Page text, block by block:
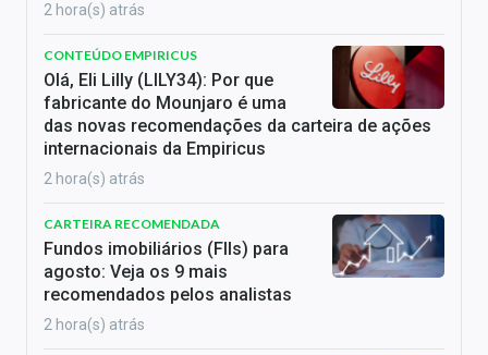
2 hora(s) atrás
CONTEÚDO EMPIRICUS
Olá, Eli Lilly (LILY34): Por que
fabricante do Mounjaro é uma
das novas recomendações da carteira de ações
internacionais da Empiricus
2 hora(s) atrás
CARTEIRA RECOMENDADA
Fundos imobiliários (FIIs) para
agosto: Veja os 9 mais
recomendados pelos analistas
2 hora(s) atrás